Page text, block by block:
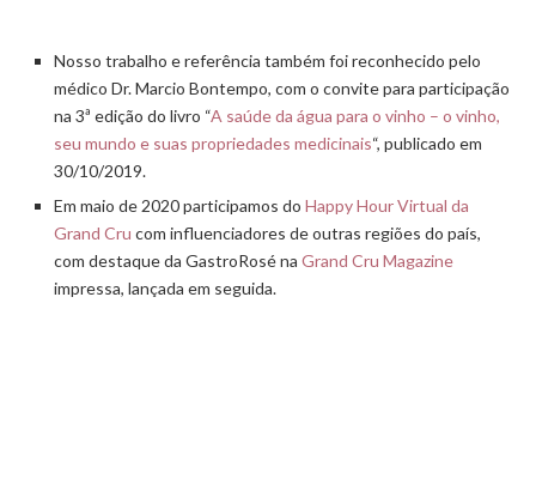
Nosso trabalho e referência também foi reconhecido pelo
médico Dr. Marcio Bontempo, com o convite para participação
na 3ª edição do livro “A saúde da água para o vinho – o vinho,
seu mundo e suas propriedades medicinais“, publicado em
30/10/2019.
Em maio de 2020 participamos do Happy Hour Virtual da
Grand Cru com influenciadores de outras regiões do país,
com destaque da GastroRosé na Grand Cru Magazine
impressa, lançada em seguida.